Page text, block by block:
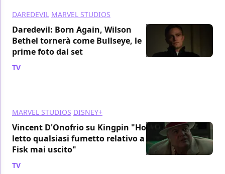
DAREDEVIL MARVEL STUDIOS
Daredevil: Born Again, Wilson
Bethel tornerà come Bullseye, le
prime foto dal set
TV
MARVEL STUDIOS DISNEY+
Vincent D'Onofrio su Kingpin "Ho
letto qualsiasi fumetto relativo a
Fisk mai uscito"
TV